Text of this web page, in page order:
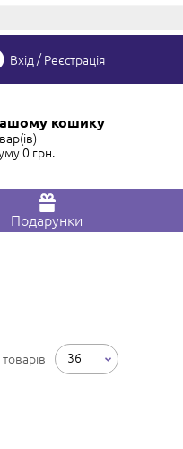
Вхід /Реєстрація
кошику
0 грн.
Подарунки
36